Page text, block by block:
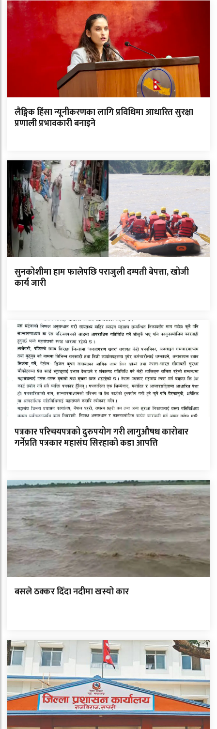
लैङ्गिक हिंसा न्यूनीकरणका लागि प्रविधिमा आधारित सुरक्षा
प्रणाली प्रभावकारी बनाइने
सुनकोशीमा हाम फालेपछि पराजुली दम्पती बेपत्ता, खोजी
कार्य जारी
पत्रकार परिचयपत्रको दुरुपयोग गरी लागुऔषध कारोबार
गर्नेप्रति पत्रकार महासंघ सिरहाको कडा आपत्ति
बसले ठक्कर दिँदा नदीमा खस्यो कार